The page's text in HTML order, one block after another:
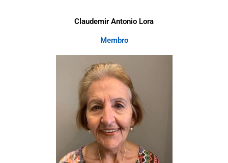
Claudemir Antonio Lora
Membro